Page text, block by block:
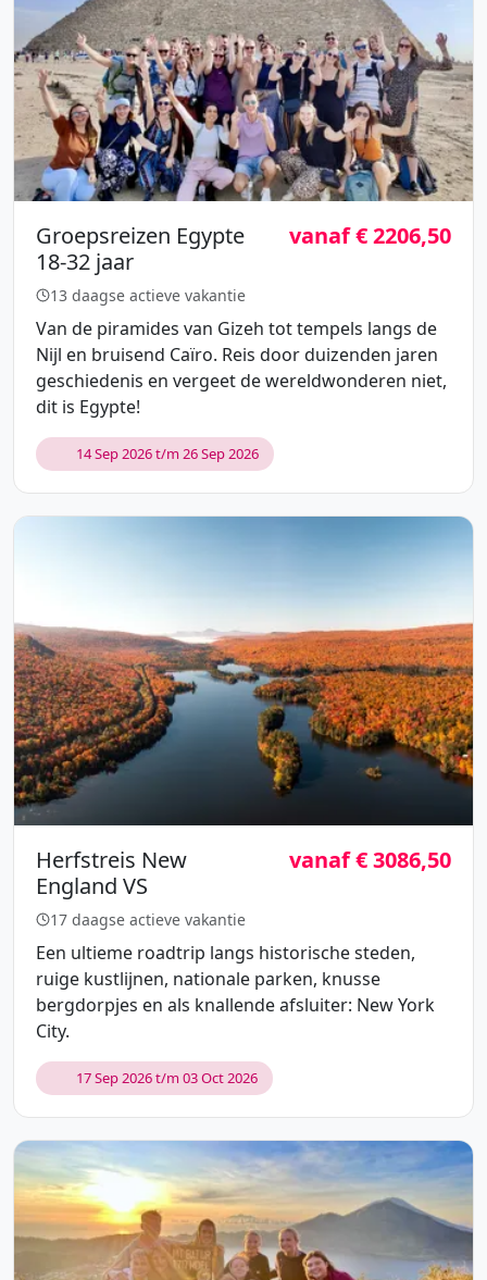
Groepsreizen Egypte
18-32 jaar
vanaf € 2206,50
13 daagse actieve vakantie
Van de piramides van Gizeh tot tempels langs de
Nijl en bruisend Caïro. Reis door duizenden jaren
geschiedenis en vergeet de wereldwonderen niet,
dit is Egypte!
14 Sep 2026 t/m 26 Sep 2026
Herfstreis New
England VS
vanaf € 3086,50
17 daagse actieve vakantie
Een ultieme roadtrip langs historische steden,
ruige kustlijnen, nationale parken, knusse
bergdorpjes en als knallende afsluiter: New York
City.
17 Sep 2026 t/m 03 Oct 2026